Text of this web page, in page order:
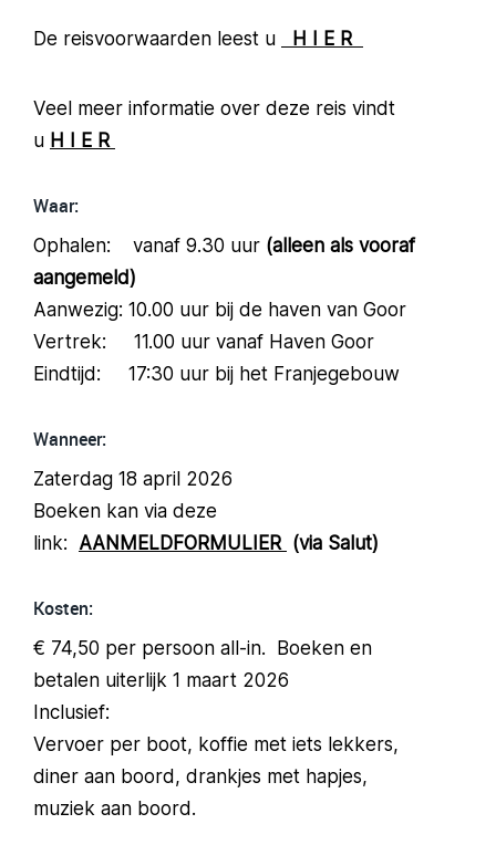
De reisvoorwaarden leest u H I E R
Veel meer informatie over deze reis vindt
u H I E R
Waar:
Ophalen: vanaf 9.30 uur (alleen als vooraf
aangemeld)
Aanwezig: 10.00 uur bij de haven van Goor
Vertrek: 11.00 uur vanaf Haven Goor
Eindtijd: 17:30 uur bij het Franjegebouw
Wanneer:
Zaterdag 18 april 2026
Boeken kan via deze
link: AANMELDFORMULIER (via Salut)
Kosten:
€ 74,50 per persoon all-in. Boeken en
betalen uiterlijk 1 maart 2026
Inclusief:
Vervoer per boot, koffie met iets lekkers,
diner aan boord, drankjes met hapjes,
muziek aan boord.